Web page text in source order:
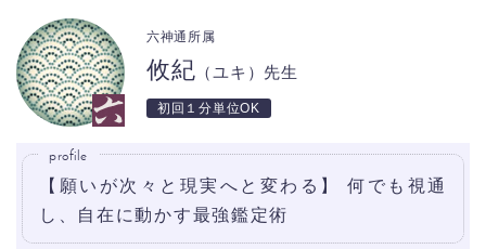
攸紀 （ユキ）先生
六神通所属
初回１分単位OK
profile
【願いが次々と現実へと変わる】 何でも視通
し、自在に動かす最強鑑定術